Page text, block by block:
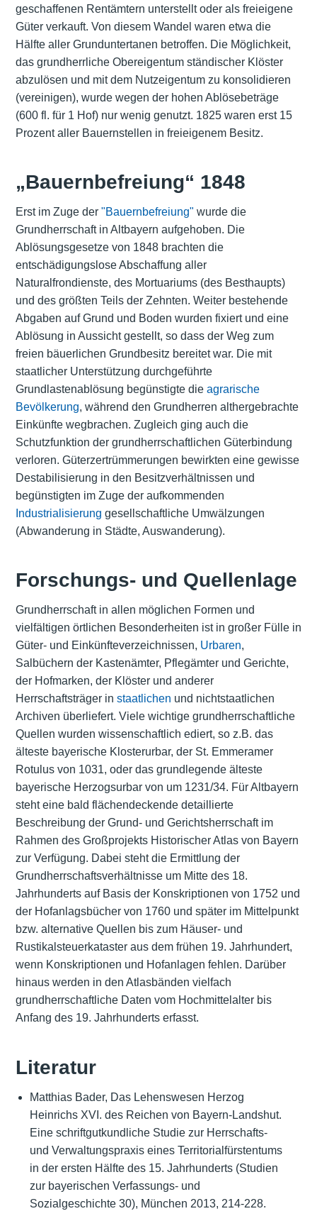
geschaffenen Rentämtern unterstellt oder als freieigene
Güter verkauft. Von diesem Wandel waren etwa die
Hälfte aller Grunduntertanen betroffen. Die Möglichkeit,
das grundherrliche Obereigentum ständischer Klöster
abzulösen und mit dem Nutzeigentum zu konsolidieren
(vereinigen), wurde wegen der hohen Ablösebeträge
(600 fl. für 1 Hof) nur wenig genutzt. 1825 waren erst 15
Prozent aller Bauernstellen in freieigenem Besitz.
„Bauernbefreiung“ 1848
Erst im Zuge der "Bauernbefreiung" wurde die
Grundherrschaft in Altbayern aufgehoben. Die
Ablösungsgesetze von 1848 brachten die
entschädigungslose Abschaffung aller
Naturalfrondienste, des Mortuariums (des Besthaupts)
und des größten Teils der Zehnten. Weiter bestehende
Abgaben auf Grund und Boden wurden fixiert und eine
Ablösung in Aussicht gestellt, so dass der Weg zum
freien bäuerlichen Grundbesitz bereitet war. Die mit
staatlicher Unterstützung durchgeführte
Grundlastenablösung begünstigte die agrarische
Bevölkerung, während den Grundherren althergebrachte
Einkünfte wegbrachen. Zugleich ging auch die
Schutzfunktion der grundherrschaftlichen Güterbindung
verloren. Güterzertrümmerungen bewirkten eine gewisse
Destabilisierung in den Besitzverhältnissen und
begünstigten im Zuge der aufkommenden
Industrialisierung gesellschaftliche Umwälzungen
(Abwanderung in Städte, Auswanderung).
Forschungs- und Quellenlage
Grundherrschaft in allen möglichen Formen und
vielfältigen örtlichen Besonderheiten ist in großer Fülle in
Güter- und Einkünfteverzeichnissen, Urbaren,
Salbüchern der Kastenämter, Pflegämter und Gerichte,
der Hofmarken, der Klöster und anderer
Herrschaftsträger in staatlichen und nichtstaatlichen
Archiven überliefert. Viele wichtige grundherrschaftliche
Quellen wurden wissenschaftlich ediert, so z.B. das
älteste bayerische Klosterurbar, der St. Emmeramer
Rotulus von 1031, oder das grundlegende älteste
bayerische Herzogsurbar von um 1231/34. Für Altbayern
steht eine bald flächendeckende detaillierte
Beschreibung der Grund- und Gerichtsherrschaft im
Rahmen des Großprojekts Historischer Atlas von Bayern
zur Verfügung. Dabei steht die Ermittlung der
Grundherrschaftsverhältnisse um Mitte des 18.
Jahrhunderts auf Basis der Konskriptionen von 1752 und
der Hofanlagsbücher von 1760 und später im Mittelpunkt
bzw. alternative Quellen bis zum Häuser- und
Rustikalsteuerkataster aus dem frühen 19. Jahrhundert,
wenn Konskriptionen und Hofanlagen fehlen. Darüber
hinaus werden in den Atlasbänden vielfach
grundherrschaftliche Daten vom Hochmittelalter bis
Anfang des 19. Jahrhunderts erfasst.
Literatur
Matthias Bader, Das Lehenswesen Herzog
Heinrichs XVI. des Reichen von Bayern-Landshut.
Eine schriftgutkundliche Studie zur Herrschafts-
und Verwaltungspraxis eines Territorialfürstentums
in der ersten Hälfte des 15. Jahrhunderts (Studien
zur bayerischen Verfassungs- und
Sozialgeschichte 30), München 2013, 214-228.